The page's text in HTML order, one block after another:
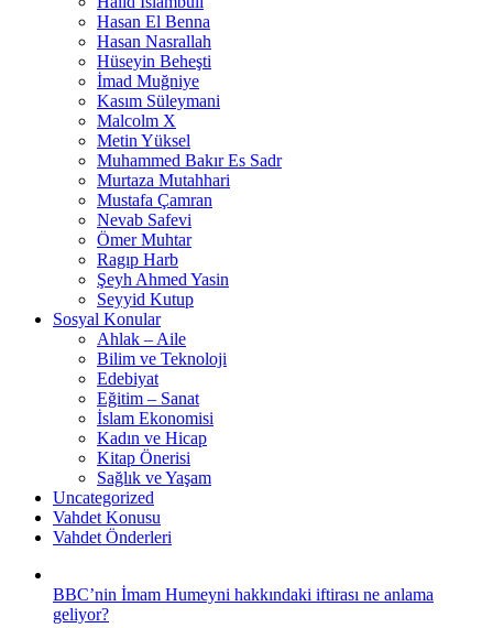
Hasan El Benna
Hasan Nasrallah
Hüseyin Beheşti
İmad Muğniye
Kasım Süleymani
Malcolm X
Metin Yüksel
Muhammed Bakır Es Sadr
Murtaza Mutahhari
Mustafa Çamran
Nevab Safevi
Ömer Muhtar
Ragıp Harb
Şeyh Ahmed Yasin
Seyyid Kutup
Sosyal Konular
Ahlak – Aile
Bilim ve Teknoloji
Edebiyat
Eğitim – Sanat
İslam Ekonomisi
Kadın ve Hicap
Kitap Önerisi
Sağlık ve Yaşam
Uncategorized
Vahdet Konusu
Vahdet Önderleri
BBC’nin İmam Humeyni hakkındaki iftirası ne anlama
geliyor?